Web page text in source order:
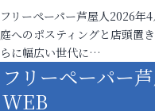
フリーペーパー芦屋人2026年
庭へのポスティングと店頭置
らに幅広い世代に…
フリーペーパー
WEB